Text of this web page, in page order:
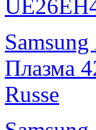
Плазма
Russe